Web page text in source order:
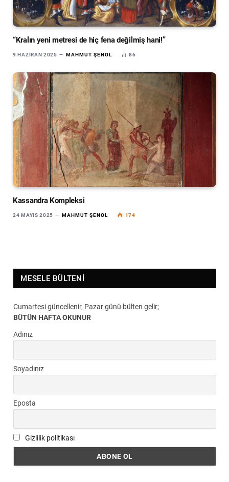
“Kralın yeni metresi de hiç fena değilmiş hani!”
9 HAZIRAN 2025 MAHMUT ŞENOL 86
Kassandra Kompleksi
24 MAYIS 2025 MAHMUT ŞENOL 174
MESELE BÜLTENI
Cumartesi güncellenir, Pazar günü bülten gelir;
BÜTÜN HAFTA OKUNUR
Adınız
Soyadınız
Eposta
Gizlilik politikası